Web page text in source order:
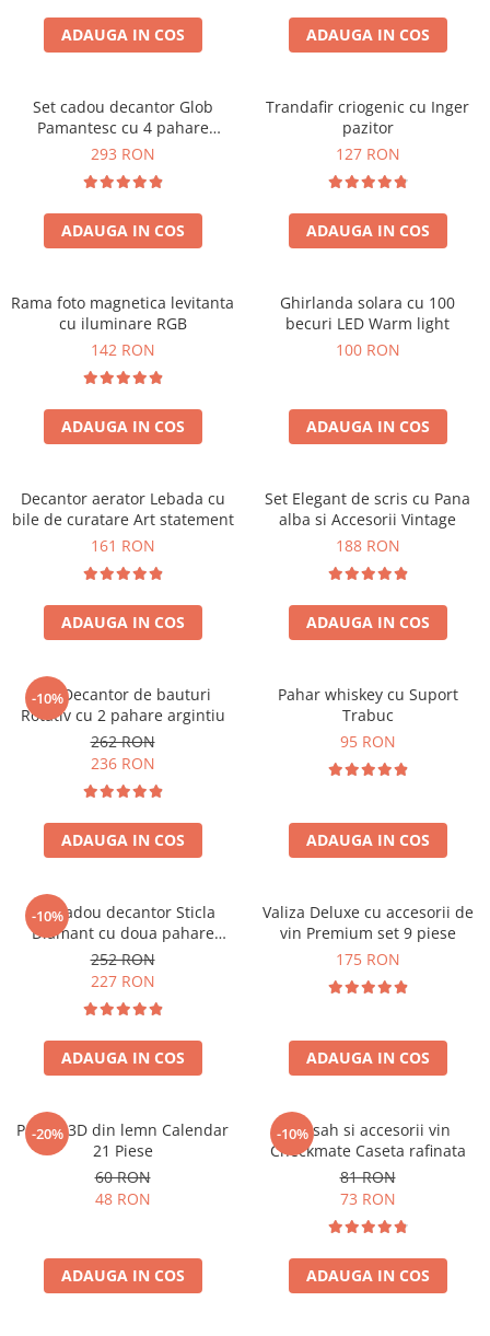
Cadouri Fete
Pentru Copilul din tine
Cadouri de Casa Noua
Cadouri Majorat
Cadouri pentru Nasi
Cadouri pentru Bunici
Cadouri pentru Prieteni
Cel ce are tot
Cadouri Nunta si Cununie civila
Cani si Termosuri
Jocuri si Puzzle
Seturi de caligrafie
Cadouri Sfantul Alexandru
Cadouri Constantin si Elena
Cadouri Sfanta Maria
Cadouri Sfintii Mihail si Gavriil
ADAUGA IN COS ADAUGA IN COS
Set cadou decantor Glob
Pamantesc cu 4 pahare
Deluxe
293 RON
ADAUGA IN COS
Trandafir criogenic cu Inger
pazitor
127 RON
ADAUGA IN COS
Rama foto magnetica levitanta
cu iluminare RGB
142 RON
ADAUGA IN COS
Ghirlanda solara cu 100
becuri LED Warm light
100 RON
ADAUGA IN COS
Decantor aerator Lebada cu
bile de curatare Art statement
161 RON
ADAUGA IN COS
Set Elegant de scris cu Pana
alba si Accesorii Vintage
188 RON
ADAUGA IN COS
-10%
Set Decantor de bauturi
Rotativ cu 2 pahare argintiu
262 RON
236 RON
ADAUGA IN COS
Pahar whiskey cu Suport
Trabuc
95 RON
ADAUGA IN COS
-10%
Set cadou decantor Sticla
Diamant cu doua pahare
Deluxe
252 RON
227 RON
ADAUGA IN COS
Valiza Deluxe cu accesorii de
vin Premium set 9 piese
175 RON
ADAUGA IN COS
-20%
Puzzle 3D din lemn Calendar
21 Piese
60 RON
48 RON
ADAUGA IN COS
-10%
Set sah si accesorii vin
Checkmate Caseta rafinata
81 RON
73 RON
ADAUGA IN COS